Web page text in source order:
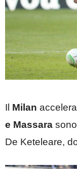
Il Milan
e Massara
De Keteleare,